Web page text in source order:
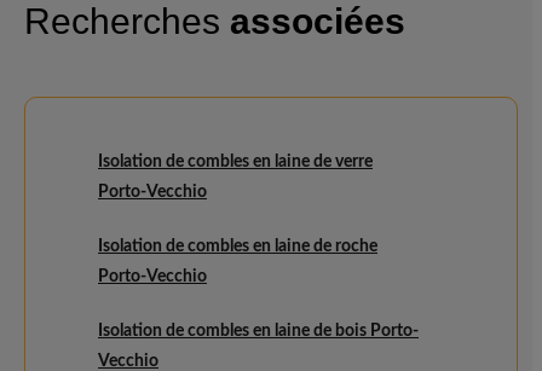
Recherches associées
Isolation de combles en laine de verre
Porto-Vecchio
Isolation de combles en laine de roche
Porto-Vecchio
Isolation de combles en laine de bois Porto-
Vecchio